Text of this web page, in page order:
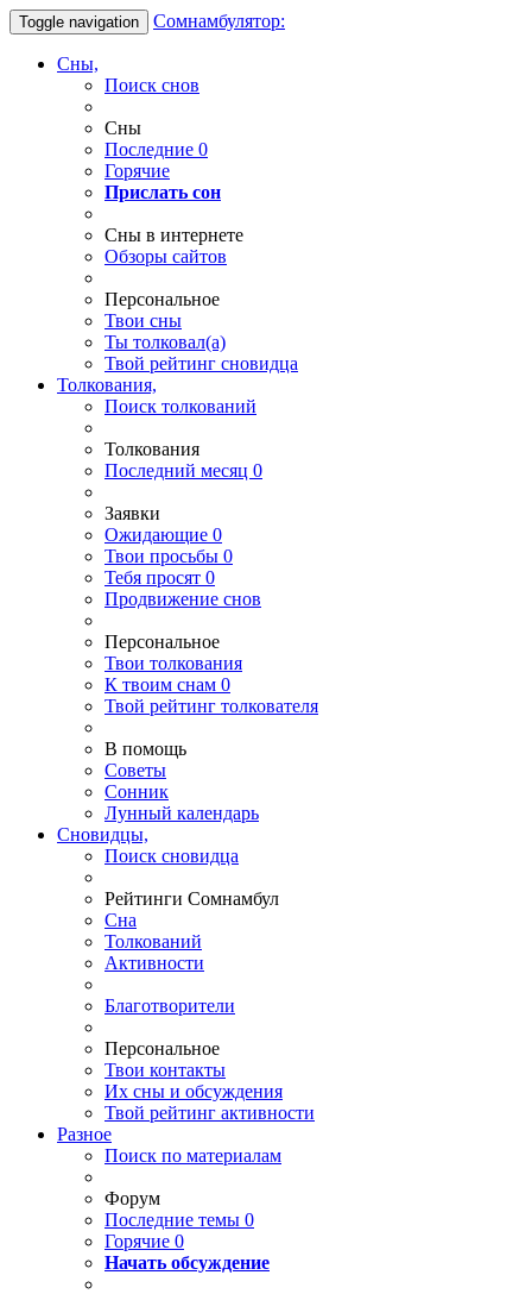
Toggle navigation Сомнамбулятор:
Сны,
Поиск снов
Сны
Последние 0
Горячие
Прислать сон
Сны в интернете
Обзоры сайтов
Персональное
Твои сны
Ты толковал(а)
Твой рейтинг сновидца
Толкования,
Поиск толкований
Толкования
Последний месяц 0
Заявки
Ожидающие 0
Твои просьбы 0
Тебя просят 0
Продвижение снов
Персональное
Твои толкования
К твоим снам 0
Твой рейтинг толкователя
В помощь
Советы
Сонник
Лунный календарь
Сновидцы,
Поиск сновидца
Рейтинги Сомнамбул
Сна
Толкований
Активности
Благотворители
Персональное
Твои контакты
Их сны и обсуждения
Твой рейтинг активности
Разное
Поиск по материалам
Форум
Последние темы 0
Горячие 0
Начать обсуждение